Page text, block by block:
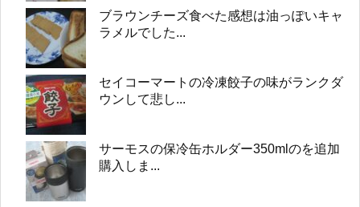
ブラウンチーズ食べた感想は油っぽいキャ
ラメルでした...
セイコーマートの冷凍餃子の味がランクダ
ウンして悲し...
サーモスの保冷缶ホルダー350mlのを追加
購入しま...